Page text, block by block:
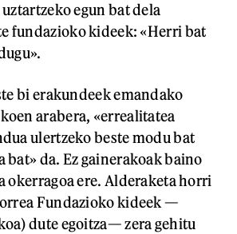
egun bat dela
fundazioko kideek: «Herri bat
bi erakundeek emandako
arabera, «errealitatea
ulertzeko beste modu bat
bat» da. Ez gainerakoak baino
okerragoa ere. Alderaketa horri
Fundazioko kideek —
dute egoitza— zera gehitu